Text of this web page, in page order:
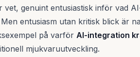
vet, genuint entusiastisk inför vad
entusiasm utan kritisk blick är
på varför AI-integration
mjukvaruutveckling.